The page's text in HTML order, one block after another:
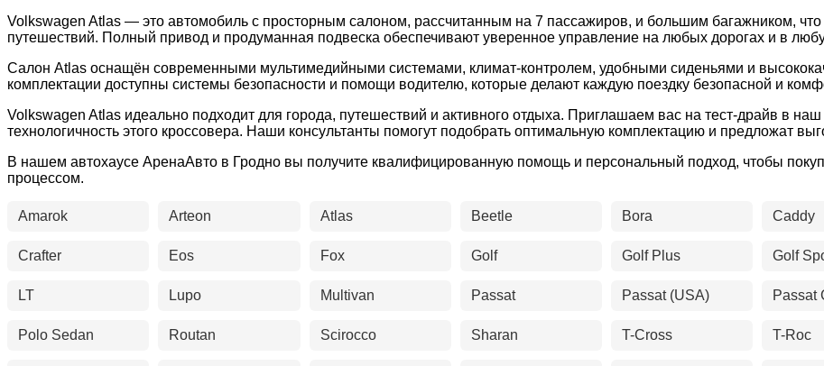
Volkswagen Atlas — это автомобиль с просторным салоном, рассчитанным на 7 пассажиров, и большим багажником,
путешествий. Полный привод и продуманная подвеска обеспечивают уверенное управление на любых дорогах и в
Салон Atlas оснащён современными мультимедийными системами, климат-контролем, удобными сиденьями и
комплектации доступны системы безопасности и помощи водителю, которые делают каждую поездку безопасной и
Volkswagen Atlas идеально подходит для города, путешествий и активного отдыха. Приглашаем вас на тест-драйв в
технологичность этого кроссовера. Наши консультанты помогут подобрать оптимальную комплектацию и предложат
В нашем автохаусе АренаАвто в Гродно вы получите квалифицированную помощь и персональный подход, чтобы
процессом.
Amarok Arteon Atlas Beetle Bora Caddy
Crafter Eos Fox Golf Golf Plus Golf
LT Lupo Multivan Passat Passat (USA) Passat
Polo Sedan Routan Scirocco Sharan T-Cross T-Roc